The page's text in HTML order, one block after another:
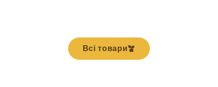
Всі товари